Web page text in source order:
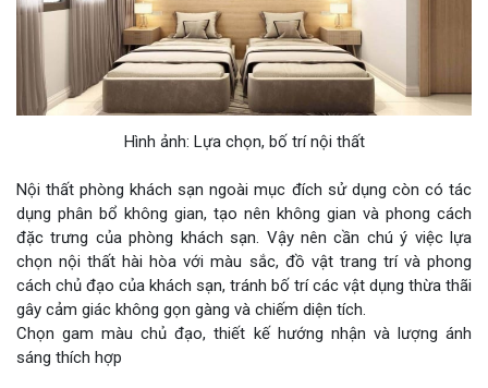
Hình ảnh: Lựa chọn, bố trí nội thất
Nội thất phòng khách sạn ngoài mục đích sử dụng còn có tác
dụng phân bổ không gian, tạo nên không gian và phong cách
đặc trưng của phòng khách sạn. Vậy nên cần chú ý việc lựa
chọn nội thất hài hòa với màu sắc, đồ vật trang trí và phong
cách chủ đạo của khách sạn, tránh bố trí các vật dụng thừa thãi
gây cảm giác không gọn gàng và chiếm diện tích.
Chọn gam màu chủ đạo, thiết kế hướng nhận và lượng ánh
sáng thích hợp